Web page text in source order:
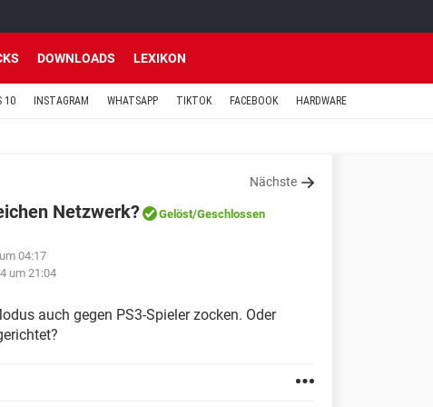
DOWNLOADS LEXIKON
10 INSTAGRAM WHATSAPP TIKTOK FACEBOOK HARDWARE
Nächste
Netzwerk? Gelöst/Geschlossen
04:17
um 21:04
auch gegen PS3-Spieler zocken. Oder